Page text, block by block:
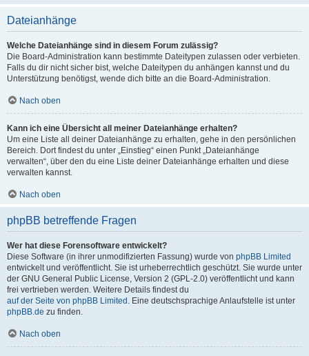
Dateianhänge
Welche Dateianhänge sind in diesem Forum zulässig?
Die Board-Administration kann bestimmte Dateitypen zulassen oder verbieten.
Falls du dir nicht sicher bist, welche Dateitypen du anhängen kannst und du
Unterstützung benötigst, wende dich bitte an die Board-Administration.
Nach oben
Kann ich eine Übersicht all meiner Dateianhänge erhalten?
Um eine Liste all deiner Dateianhänge zu erhalten, gehe in den persönlichen
Bereich. Dort findest du unter „Einstieg“ einen Punkt „Dateianhänge
verwalten“, über den du eine Liste deiner Dateianhänge erhalten und diese
verwalten kannst.
Nach oben
phpBB betreffende Fragen
Wer hat diese Forensoftware entwickelt?
Diese Software (in ihrer unmodifizierten Fassung) wurde von phpBB Limited
entwickelt und veröffentlicht. Sie ist urheberrechtlich geschützt. Sie wurde unter
der GNU General Public License, Version 2 (GPL-2.0) veröffentlicht und kann
frei vertrieben werden. Weitere Details findest du
auf der Seite von phpBB Limited . Eine deutschsprachige Anlaufstelle ist unter
phpBB.de zu finden.
Nach oben